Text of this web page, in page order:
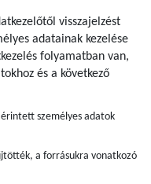
visszajelzést
adatainak kezelése
folyamatban van,
és a következő
személyes adatok
a forrásukra vonatkozó